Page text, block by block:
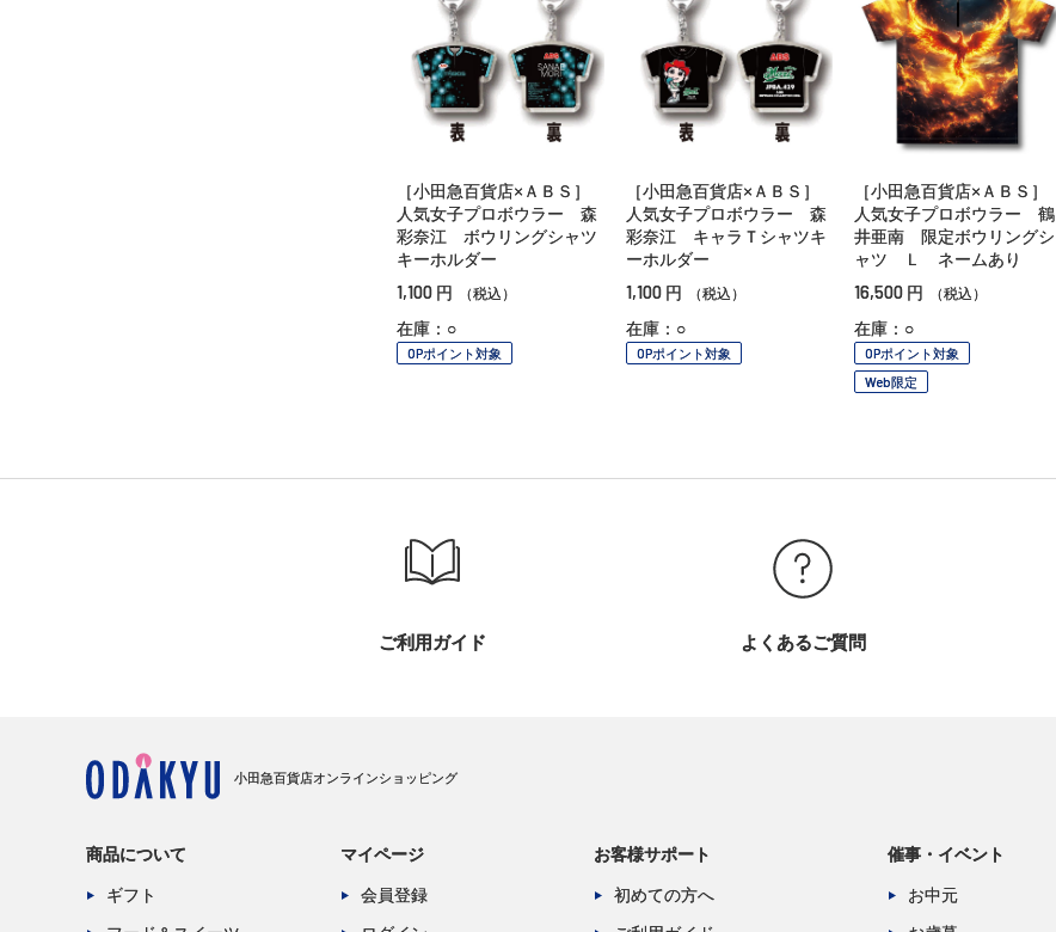
［小田急百貨店×ＡＢＳ］
人気女子プロボウラー 森
彩奈江 ボウリングシャツ
キーホルダー
1,100 円 （税込）
在庫：○
OPポイント対象
［小田急百貨店×ＡＢＳ］
人気女子プロボウラー 森
彩奈江 キャラＴシャツキ
ーホルダー
1,100 円 （税込）
在庫：○
OPポイント対象
［小田急百貨店×ＡＢＳ］
人気女子プロボウラー 鶴
井亜南 限定ボウリングシ
ャツ Ｌ ネームあり
16,500 円 （税込）
在庫：○
OPポイント対象
Web限定
ご利用ガイド よくあるご質問
小田急百貨店オンラインショッピング
商品について
ギフト
マイページ
会員登録
お客様サポート
初めての方へ
催事・イベント
お中元